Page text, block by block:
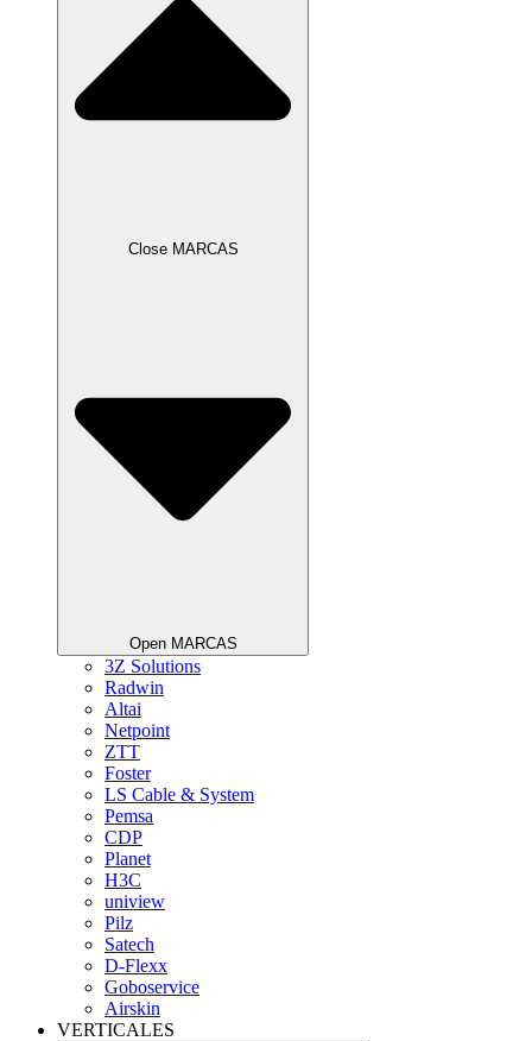
Close MARCAS
Open MARCAS
3Z Solutions
Radwin
Altai
Netpoint
ZTT
Foster
LS Cable & System
Pemsa
CDP
Planet
H3C
uniview
Pilz
Satech
D-Flexx
Goboservice
Airskin
VERTICALES